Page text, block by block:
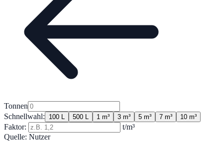
Tonnen
Schnellwahl:
100 L 500 L 1 m³ 3 m³ 5 m³ 7 m³ 10 m³
Faktor:
t/m³
Quelle: Nutzer